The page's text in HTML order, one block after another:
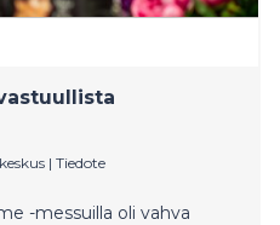
| Tiedote
-messuilla oli vahva